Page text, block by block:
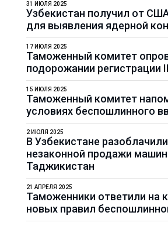
Узбекистан получил от
для выявления ядерной
31 ИЮЛЯ 2025
Таможенный комитет
подорожании регистрации
17 ИЮЛЯ 2025
Таможенный комитет
условиях беспошлинного
15 ИЮЛЯ 2025
В Узбекистане
незаконной продажи
Таджикистан
2 ИЮЛЯ 2025
Таможенники ответили на
новых правил
21 АПРЕЛЯ 2025